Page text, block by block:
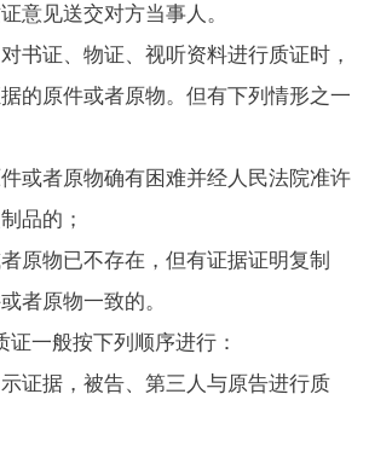
意见送交对方当事人。
书证、物证、视听资料进行质证时，
的原件或者原物。但有下列情形之一
件或者原物确有困难并经人民法院准许
品的；
者原物已不存在，但有证据证明复制
者原物一致的。
一般按下列顺序进行：
示证据，被告、第三人与原告进行质